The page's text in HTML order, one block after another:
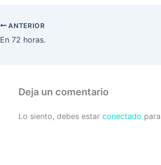
ANTERIOR
En 72 horas.
Deja un comentario
Lo siento, debes estar conectado